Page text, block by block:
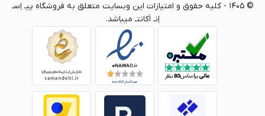
©۱۴۰۵ - کلیه حقوق و امتیازات این وبسایت متعلق به فروشگاه پیـ اِسـ
اِنـ اَکانتـ میباشد.